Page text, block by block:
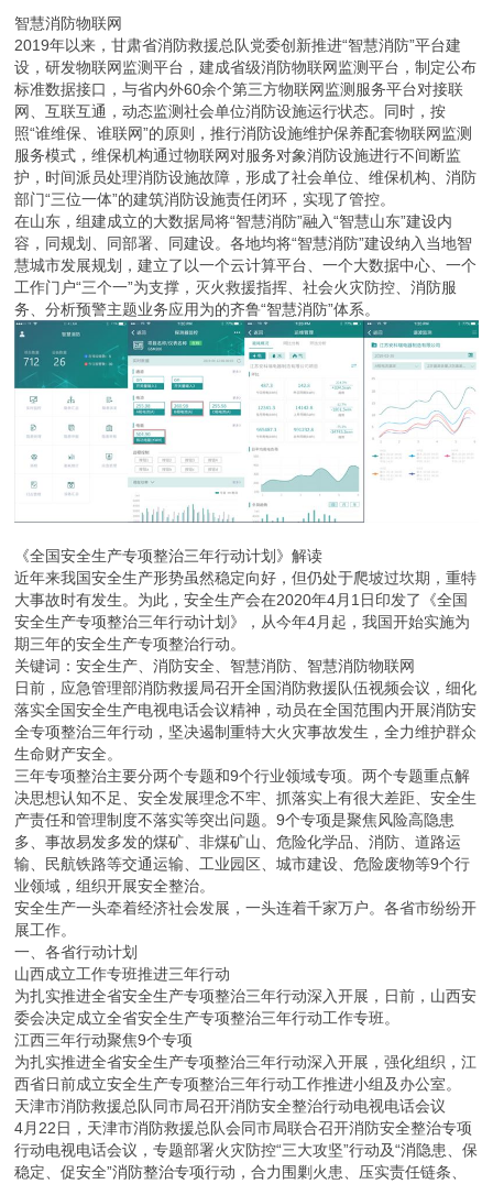
智慧消防物联网
2019年以来，甘肃省消防救援总队党委创新推进“智慧消防”平台建
设，研发物联网监测平台，建成省级消防物联网监测平台，制定公布
标准数据接口，与省内外60余个第三方物联网监测服务平台对接联
网、互联互通，动态监测社会单位消防设施运行状态。同时，按
照“谁维保、谁联网”的原则，推行消防设施维护保养配套物联网监测
服务模式，维保机构通过物联网对服务对象消防设施进行不间断监
护，时间派员处理消防设施故障，形成了社会单位、维保机构、消防
部门“三位一体”的建筑消防设施责任闭环，实现了管控。
在山东，组建成立的大数据局将“智慧消防”融入“智慧山东”建设内
容，同规划、同部署、同建设。各地均将“智慧消防”建设纳入当地智
慧城市发展规划，建立了以一个云计算平台、一个大数据中心、一个
工作门户“三个一”为支撑，灭火救援指挥、社会火灾防控、消防服
务、分析预警主题业务应用为的齐鲁“智慧消防”体系。
《全国安全生产专项整治三年行动计划》解读
近年来我国安全生产形势虽然稳定向好，但仍处于爬坡过坎期，重特
大事故时有发生。为此，安全生产会在2020年4月1日印发了《全国
安全生产专项整治三年行动计划》，从今年4月起，我国开始实施为
期三年的安全生产专项整治行动。
关键词：安全生产、消防安全、智慧消防、智慧消防物联网
日前，应急管理部消防救援局召开全国消防救援队伍视频会议，细化
落实全国安全生产电视电话会议精神，动员在全国范围内开展消防安
全专项整治三年行动，坚决遏制重特大火灾事故发生，全力维护群众
生命财产安全。
三年专项整治主要分两个专题和9个行业领域专项。两个专题重点解
决思想认知不足、安全发展理念不牢、抓落实上有很大差距、安全生
产责任和管理制度不落实等突出问题。9个专项是聚焦风险高隐患
多、事故易发多发的煤矿、非煤矿山、危险化学品、消防、道路运
输、民航铁路等交通运输、工业园区、城市建设、危险废物等9个行
业领域，组织开展安全整治。
安全生产一头牵着经济社会发展，一头连着千家万户。各省市纷纷开
展工作。
一、各省行动计划
山西成立工作专班推进三年行动
为扎实推进全省安全生产专项整治三年行动深入开展，日前，山西安
委会决定成立全省安全生产专项整治三年行动工作专班。
江西三年行动聚焦9个专项
为扎实推进全省安全生产专项整治三年行动深入开展，强化组织，江
西省日前成立安全生产专项整治三年行动工作推进小组及办公室。
天津市消防救援总队同市局召开消防安全整治行动电视电话会议
4月22日，天津市消防救援总队会同市局联合召开消防安全整治专项
行动电视电话会议，专题部署火灾防控“三大攻坚”行动及“消隐患、保
稳定、促安全”消防整治专项行动，合力围剿火患、压实责任链条、